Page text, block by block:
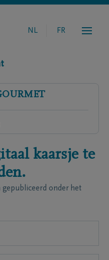
NL FR
kaarsje te
gepubliceerd onder het